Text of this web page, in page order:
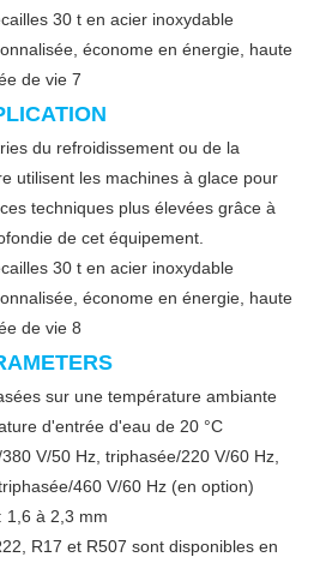
du refroidissement ou de la
utilisent les machines à glace pour
techniques plus élevées grâce à
de cet équipement.
sur une température ambiante
d'entrée d'eau de 20 °C
V/50 Hz, triphasée/220 V/60 Hz,
460 V/60 Hz (en option)
1,6 à 2,3 mm
R17 et R507 sont disponibles en